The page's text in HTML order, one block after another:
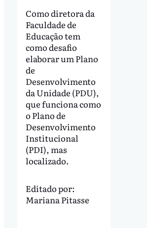
Como diretora da
Faculdade de
Educação tem
como desafio
elaborar um Plano
de
Desenvolvimento
da Unidade (PDU),
que funciona como
o Plano de
Desenvolvimento
Institucional
(PDI), mas
localizado.
Editado por:
Mariana Pitasse